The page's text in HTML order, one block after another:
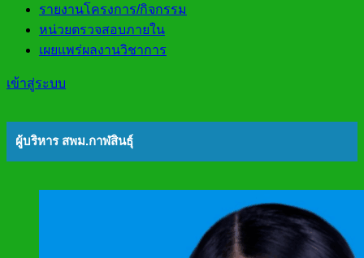
รายงานโครงการ/กิจกรรม
หน่วยตรวจสอบภายใน
เผยแพร่ผลงานวิชาการ
เข้าสู่ระบบ
ผู้บริหาร สพม.กาฬสินธุ์